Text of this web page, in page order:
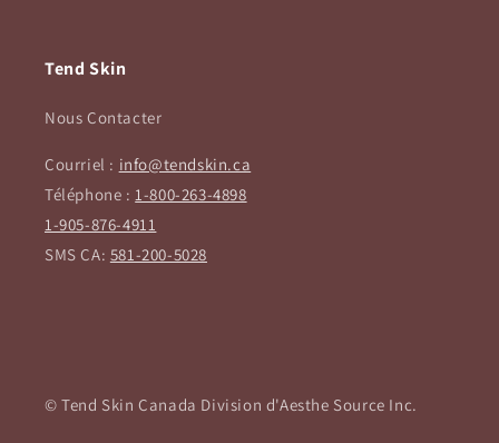
Tend Skin
Nous Contacter
Courriel : info@tendskin.ca
Téléphone :1-800-263-4898
1-905-876-4911
SMS CA: 581-200-5028
© Tend Skin Canada Division d'Aesthe Source Inc.